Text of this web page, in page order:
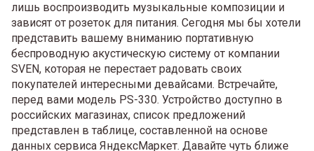
лишь воспроизводить музыкальные композиции и
зависят от розеток для питания. Сегодня мы бы хотели
представить вашему вниманию портативную
беспроводную акустическую систему от компании
SVEN, которая не перестает радовать своих
покупателей интересными девайсами. Встречайте,
перед вами модель PS-330. Устройство доступно в
российских магазинах, список предложений
представлен в таблице, составленной на основе
данных сервиса ЯндексМаркет. Давайте чуть ближе